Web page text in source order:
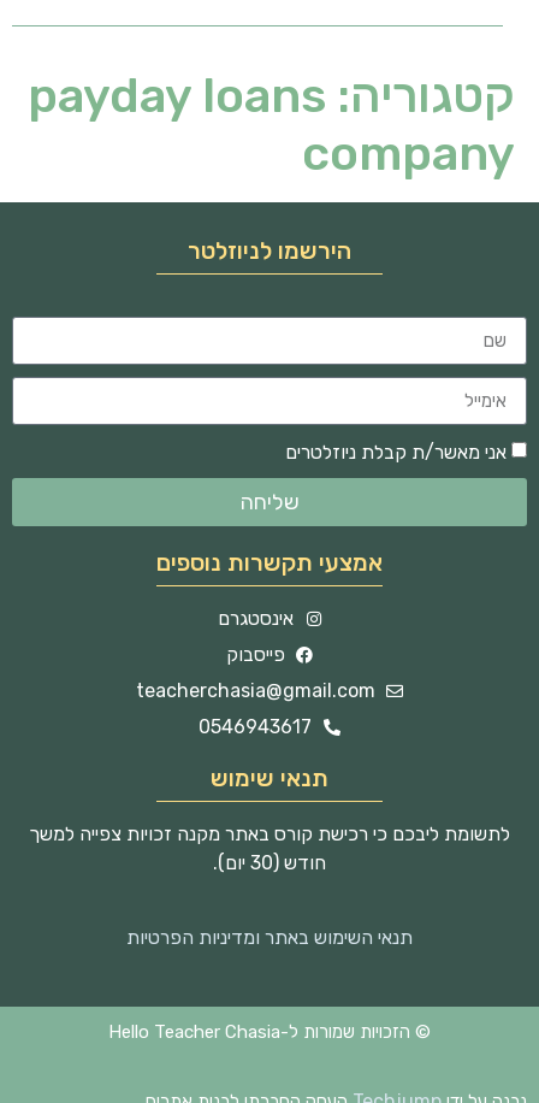
קטגוריה: payday loans
company
הירשמו לניוזלטר
אני מאשר/ת קבלת ניוזלטרים
שליחה
אמצעי תקשרות נוספים
אינסטגרם
פייסבוק
teacherchasia@gmail.com
0546943617
תנאי שימוש
לתשומת ליבכם כי רכישת קורס באתר מקנה זכויות צפייה למשך
חודש (30 יום).
תנאי השימוש באתר ומדיניות הפרטיות
© הזכויות שמורות ל-Hello Teacher Chasia